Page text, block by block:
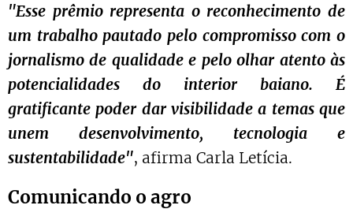
"Esse prêmio representa o reconhecimento de
um trabalho pautado pelo compromisso com o
jornalismo de qualidade e pelo olhar atento às
potencialidades do interior baiano. É
gratificante poder dar visibilidade a temas que
unem desenvolvimento, tecnologia e
sustentabilidade", afirma Carla Letícia.
Comunicando o agro